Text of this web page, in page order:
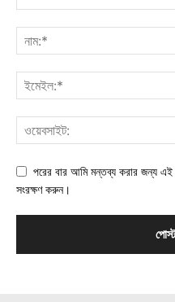
পরের বার আমি মন্তব্য করার জন্য এই
সংরক্ষণ করুন।